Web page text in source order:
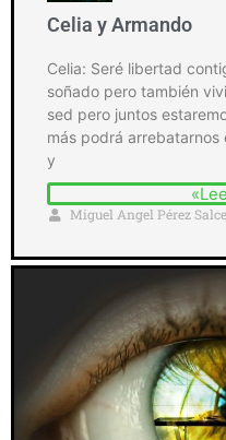
Celia y Armando
Celia: Seré libertad
soñado pero también
sed pero juntos
más podrá arrebatarnos
y
Miguel Angel Pérez